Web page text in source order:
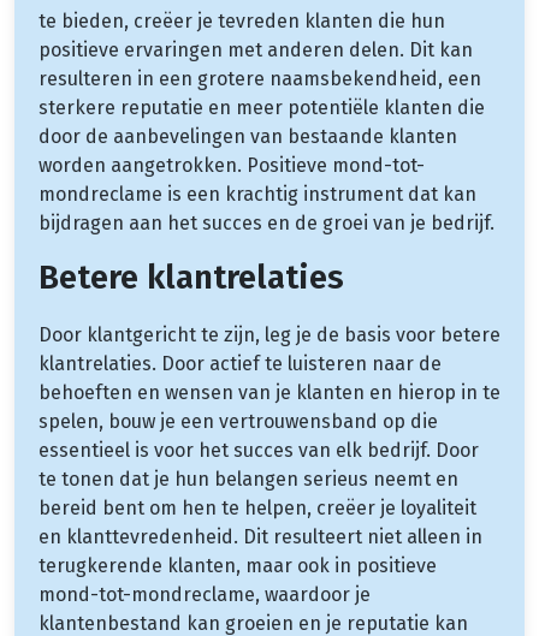
te bieden, creëer je tevreden klanten die hun
positieve ervaringen met anderen delen. Dit kan
resulteren in een grotere naamsbekendheid, een
sterkere reputatie en meer potentiële klanten die
door de aanbevelingen van bestaande klanten
worden aangetrokken. Positieve mond-tot-
mondreclame is een krachtig instrument dat kan
bijdragen aan het succes en de groei van je bedrijf.
Betere klantrelaties
Door klantgericht te zijn, leg je de basis voor betere
klantrelaties. Door actief te luisteren naar de
behoeften en wensen van je klanten en hierop in te
spelen, bouw je een vertrouwensband op die
essentieel is voor het succes van elk bedrijf. Door
te tonen dat je hun belangen serieus neemt en
bereid bent om hen te helpen, creëer je loyaliteit
en klanttevredenheid. Dit resulteert niet alleen in
terugkerende klanten, maar ook in positieve
mond-tot-mondreclame, waardoor je
klantenbestand kan groeien en je reputatie kan